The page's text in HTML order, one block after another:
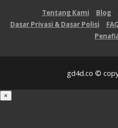
Tentang Kami Blog
Dasar Privasi & Dasar Polisi
gd4d.co ©
×